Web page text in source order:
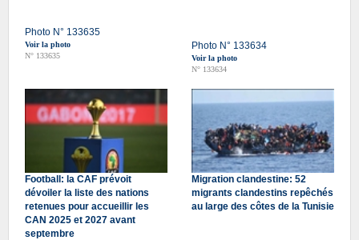
Photo N° 133635
Voir la photo
N° 133635
Photo N° 133634
Voir la photo
N° 133634
Football: la CAF prévoit
dévoiler la liste des nations
retenues pour accueillir les
CAN 2025 et 2027 avant
septembre
Migration clandestine: 52
migrants clandestins repêchés
au large des côtes de la Tunisie